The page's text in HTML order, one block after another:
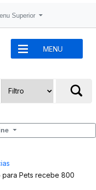
Superior
MENU
para Pets recebe 800